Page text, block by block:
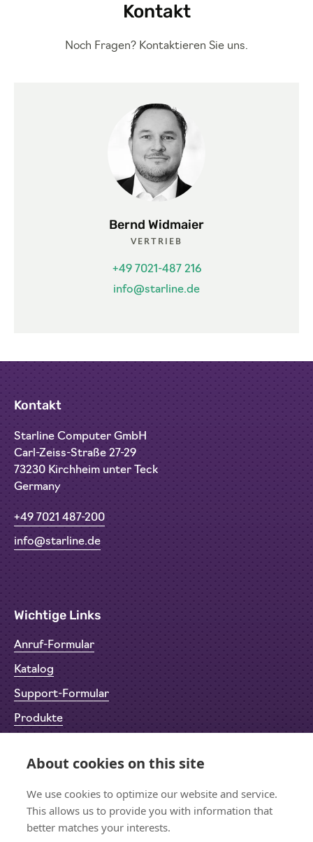
Kontakt
Noch Fragen? Kontaktieren Sie uns.
Bernd Widmaier
VERTRIEB
+49 7021-487 216
info@starline.de
Kontakt
Starline Computer GmbH
Carl-Zeiss-Straße 27-29
73230 Kirchheim unter Teck
Germany
+49 7021 487-200
info@starline.de
Wichtige Links
Anruf-Formular
Katalog
Support-Formular
Produkte
Datenschutz
Impressum
About cookies on this site
We use cookies to optimize our website and service.
This allows us to provide you with information that
better matches your interests.